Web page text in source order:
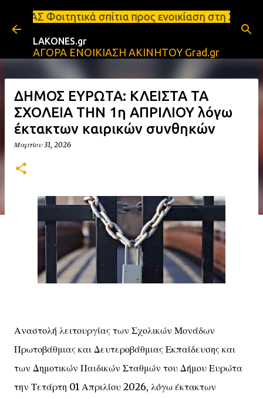
Μετάβαση στο κύριο περιεχόμενο
σπίτια προς ενοικίαση στη Σπάρτη
LAKONES.gr
ΑΓΟΡΑ ΕΝΟΙΚΙΑΣΗ ΑΚΙΝΗΤΟΥ Grad.gr
ΔΗΜΟΣ ΕΥΡΩΤΑ: ΚΛΕΙΣΤΑ ΤΑ
ΣΧΟΛΕΙΑ ΤΗΝ 1η ΑΠΡΙΛΙΟΥ λόγω
έκτακτων καιρικών συνθηκών
Μαρτίου 31, 2026
Αναστολή λειτουργίας των Σχολικών Μονάδων
Πρωτοβάθμιας και Δευτεροβάθμιας Εκπαίδευσης και
των Δημοτικών Παιδικών Σταθμών του Δήμου Ευρώτα
την Τετάρτη 01 Απριλίου 2026, λόγω έκτακτων